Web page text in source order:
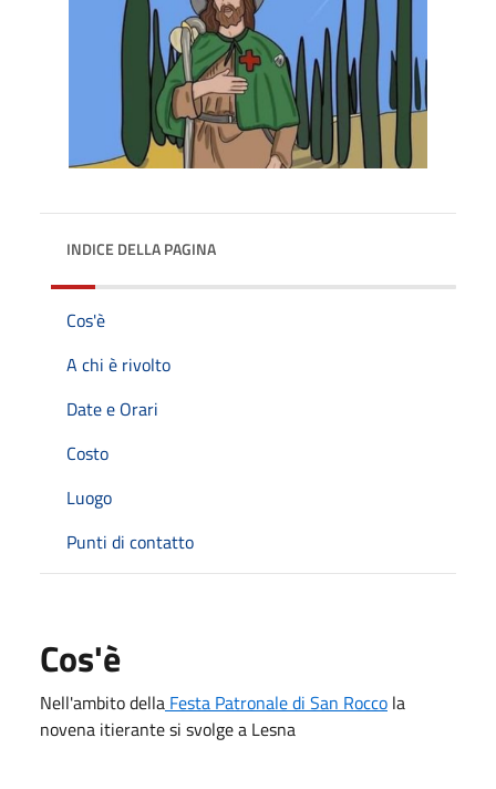
INDICE DELLA PAGINA
Cos'è
A chi è rivolto
Date e Orari
Costo
Luogo
Punti di contatto
Cos'è
Nell'ambito della Festa Patronale di San Rocco la
novena itierante si svolge a Lesna